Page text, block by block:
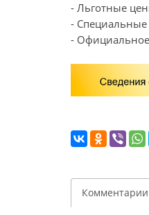
- Льготные
-
-
Комментарии